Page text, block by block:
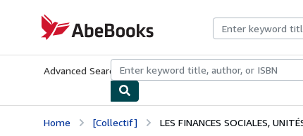
AbeBooks.com
Advanced Search Browse CollectionsRare BooksArt &
Home [Collectif] LES FINANCES SOCIALES,